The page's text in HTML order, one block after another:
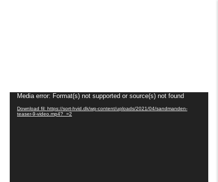
Videoafspiller
Media error: Format(s) not supported or source(s) not found
Download fil: https://sort-hvid.dk/wp-content/uploads/2021/04/sandmanden-
teaser-9-video.mp4?_=2